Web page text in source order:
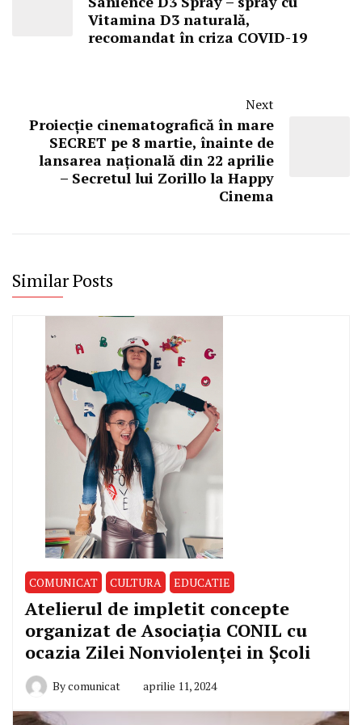
Vitamina D3 naturală,
recomandat în criza COVID-19
Next
Proiecție cinematografică în mare
SECRET pe 8 martie, înainte de
lansarea națională din 22 aprilie
– Secretul lui Zorillo la Happy
Cinema
Similar Posts
COMUNICAT CULTURA EDUCATIE
Atelierul de impletit concepte
organizat de Asociația CONIL cu
ocazia Zilei Nonviolenței in Școli
Bycomunicat aprilie 11, 2024